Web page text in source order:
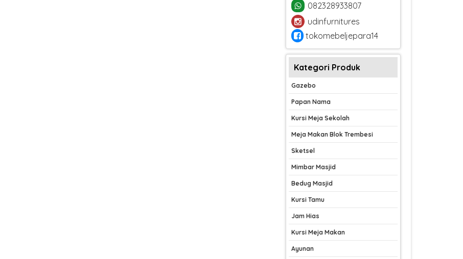
082328933807
udinfurnitures
tokomebeljepara14
Kategori Produk
Gazebo
Papan Nama
Kursi Meja Sekolah
Meja Makan Blok Trembesi
Sketsel
Mimbar Masjid
Bedug Masjid
Kursi Tamu
Jam Hias
Kursi Meja Makan
Ayunan